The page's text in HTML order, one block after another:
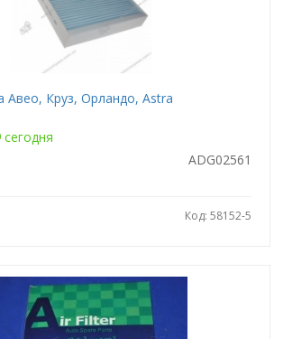
Авео, Круз, Орландо, Astra
сегодня
ADG02561
Код: 58152-5